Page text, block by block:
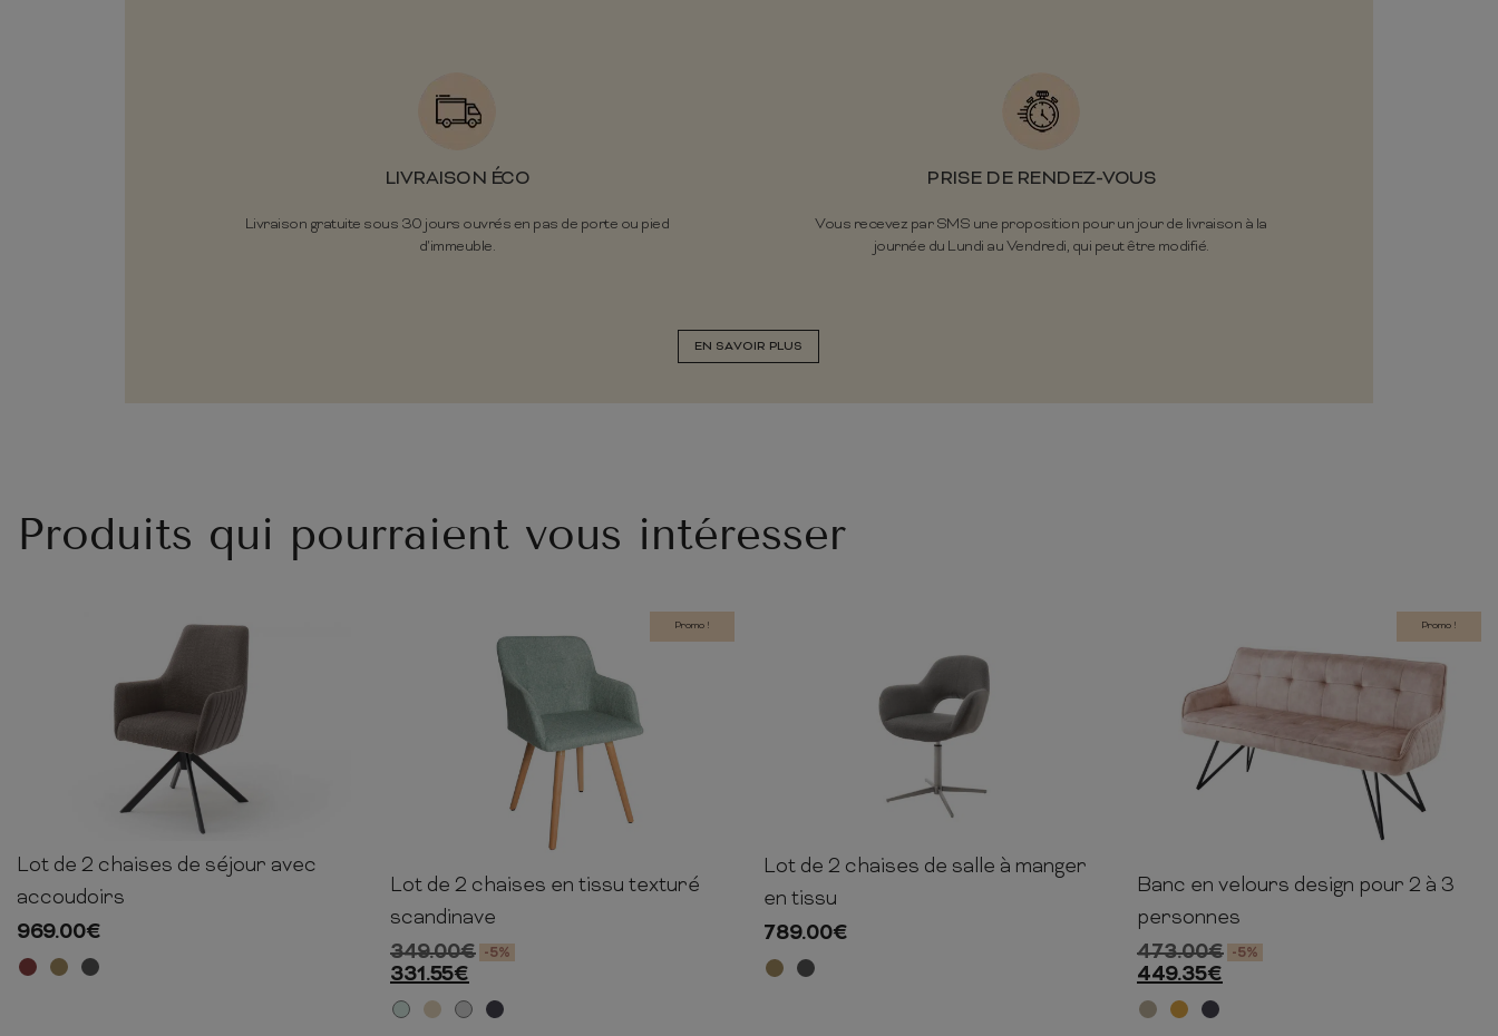
LIVRAISON ÉCO
Livraison gratuite sous 30 jours ouvrés en pas de porte ou pied
d'immeuble.
PRISE DE RENDEZ-VOUS
Vous recevez par SMS une proposition pour un jour de livraison à la
journée du Lundi au Vendredi, qui peut être modifié.
EN SAVOIR PLUS
Produits qui pourraient vous intéresser
49-92cm 60cm 65cm
Lot de 2 chaises de séjour avec
accoudoirs
969.00€
Promo !
85cm 55cm 55cm
Lot de 2 chaises en tissu texturé
scandinave
349.00€ -5%
331.55€
88cm 64cm 64cm
Lot de 2 chaises de salle à manger
en tissu
789.00€
Promo !
84cm 156cm 58cm
Banc en velours design pour 2 à 3
personnes
473.00€ -5%
449.35€